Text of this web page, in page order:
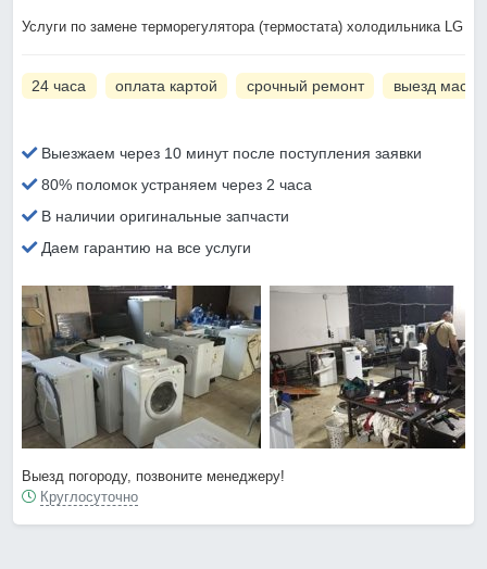
Услуги по замене терморегулятора (термостата) холодильника LG
24 часа оплата картой срочный ремонт выезд
Выезжаем через 10 минут после поступления заявки
80% поломок устраняем через 2 часа
В наличии оригинальные запчасти
Даем гарантию на все услуги
Выезд погороду, позвоните менеджеру!
Круглосуточно